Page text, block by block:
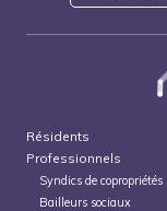
Résidents
Professionnels
Syndics de copropriétés
Bailleurs sociaux